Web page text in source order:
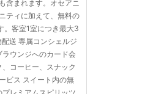
含まれます。オセアニ
ティに加えて、無料の
。客室1室につき最大3
送 専属コンシェルジ
ウンジへのカード会
コーヒー、スナック
ビス スイート内の無